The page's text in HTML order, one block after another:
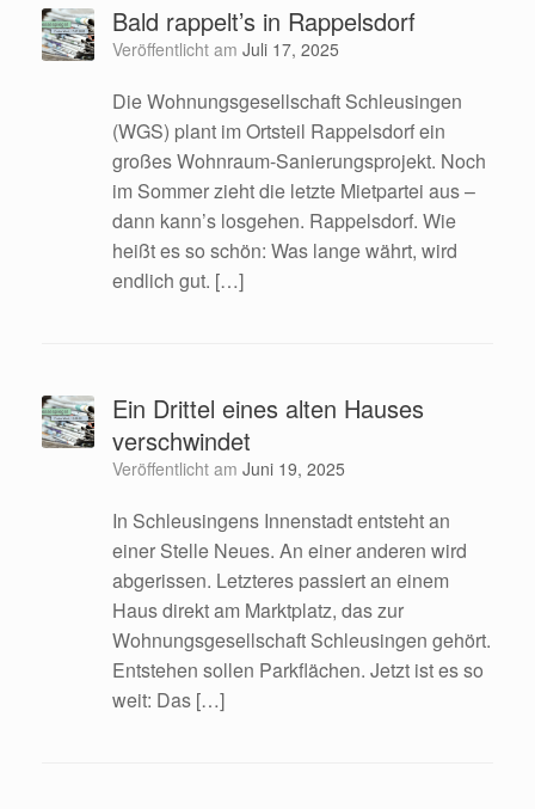
Bald rappelt’s in Rappelsdorf
Veröffentlicht am Juli 17, 2025
Die Wohnungsgesellschaft Schleusingen
(WGS) plant im Ortsteil Rappelsdorf ein
großes Wohnraum-Sanierungsprojekt. Noch
im Sommer zieht die letzte Mietpartei aus –
dann kann’s losgehen. Rappelsdorf. Wie
heißt es so schön: Was lange währt, wird
endlich gut. […]
Ein Drittel eines alten Hauses
verschwindet
Veröffentlicht am Juni 19, 2025
In Schleusingens Innenstadt entsteht an
einer Stelle Neues. An einer anderen wird
abgerissen. Letzteres passiert an einem
Haus direkt am Marktplatz, das zur
Wohnungsgesellschaft Schleusingen gehört.
Entstehen sollen Parkflächen. Jetzt ist es so
weit: Das […]